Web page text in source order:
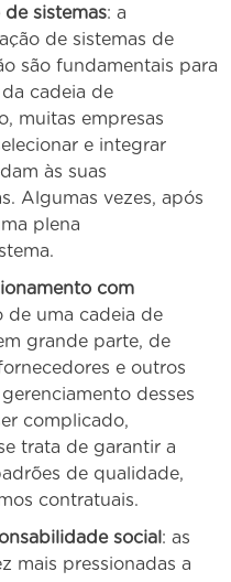
de sistemas: a
de sistemas de
são fundamentais para
cadeia de
muitas empresas
e integrar
às suas
Algumas vezes, após
plena
com
de uma cadeia de
grande parte, de
e outros
desses
complicado,
trata de garantir a
de qualidade,
contratuais.
social : as
mais pressionadas a